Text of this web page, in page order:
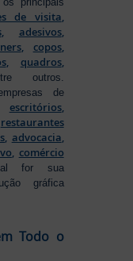
de visita,
, adesivos,
, copos,
, quadros,
outros.
de
escritórios,
restaurantes
, advocacia,
, comércio
for sua
gráfica
Todo o